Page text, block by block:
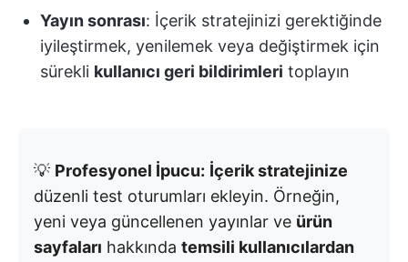
Yayın sonrası: İçerik stratejinizi gerektiğinde
iyileştirmek, yenilemek veya değiştirmek için
sürekli kullanıcı geri bildirimleri toplayın
💡 Profesyonel İpucu: İçerik stratejinize
düzenli test oturumları ekleyin. Örneğin,
yeni veya güncellenen yayınlar ve ürün
sayfaları hakkında temsili kullanıcılardan